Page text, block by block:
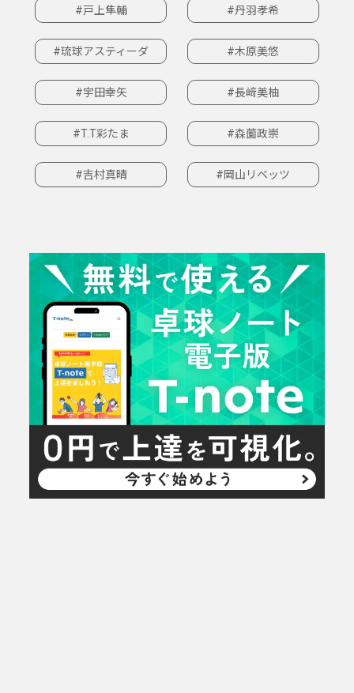
#戸上隼輔 #丹羽孝希
#琉球アスティーダ #木原美悠
#宇田幸矢 #長﨑美柚
#T.T彩たま #森薗政崇
#吉村真晴 #岡山リベッツ